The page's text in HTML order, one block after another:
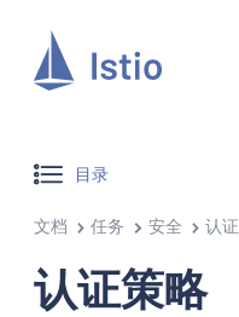
目录
文档 任务 安全 认证
认证策略